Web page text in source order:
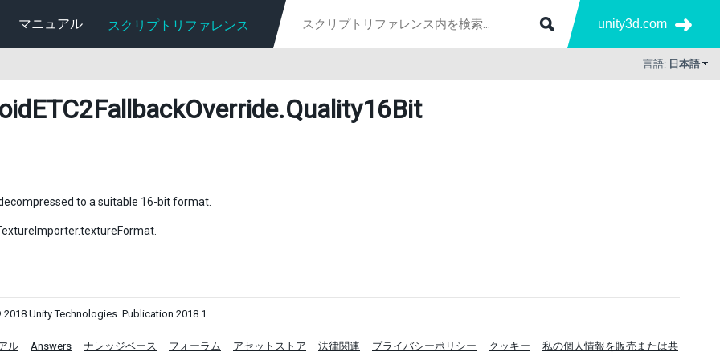
マニュアル スクリプトリファレンス unity3d.com
言語: 日本語
.Quality16Bit
to a suitable 16-bit format.
Unity Technologies. Publication 2018.1
ル Answers ナレッジベース フォーラム アセットストア 法律関連 プライバシーポリシー クッキー 私の個人情報を販売または共